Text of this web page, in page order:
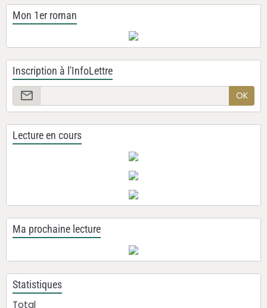
Mon 1er roman
Inscription à l'InfoLettre
OK
Lecture en cours
Ma prochaine lecture
Statistiques
Total